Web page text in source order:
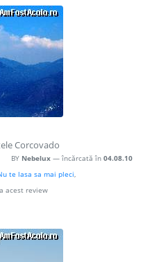
Corcovado
BY Nebelux — încărcată în 04.08.10
te lasa sa mai pleci,
acest review